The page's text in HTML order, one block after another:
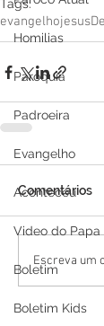
Homilias
Paróquia
Padroeira
Evangelho
Aconteceu
Video do Papa
Boletim
Boletim Kids
Tags:
evangelhojesus
Comentários
Escreva um